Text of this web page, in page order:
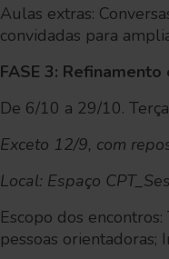
Aulas extras:
convidadas para
FASE 3:
De 6/10 a 29/10.
Exceto 12/9, com
Local: Espaço
Escopo dos
pessoas orientadoras;